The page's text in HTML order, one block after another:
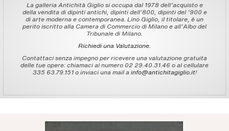
La galleria Antichità Giglio si occupa dal 1978 dell'acquisto e
della vendita di dipinti antichi, dipinti dell'800, dipinti del '900 e
di arte moderna e contemporanea. Lino Giglio, il titolare, è un
perito iscritto alla Camera di Commercio di Milano e all'Albo del
Tribunale di Milano.
Richiedi una Valutazione.
Contattaci senza impegno per ricevere una valutazione gratuita
delle tue opere: chiamaci al numero 02 29.40.31.46 o al cellulare
335 63.79.151 o inviaci una mail a info@antichitagiglio.it!